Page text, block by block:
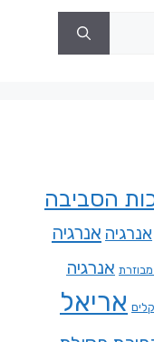
הסביבה
אנרגיה אנרגיה
אנרגיה
אריאל